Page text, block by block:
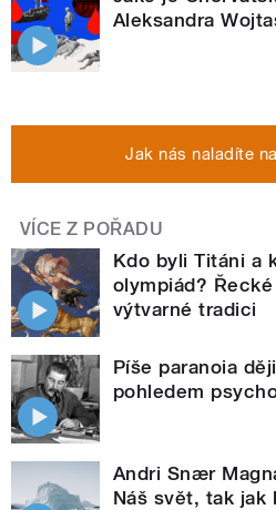
Aleksandra
Jak nás naladíte
VÍCE Z POŘADU
Kdo byli Titáni a
olympiád?
výtvarné tradici
Píše paranoia
pohledem
Andri Snær
Náš svět, tak jak